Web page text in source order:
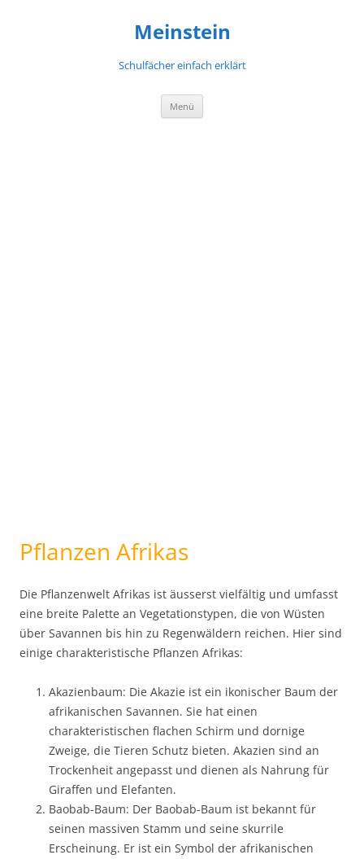
Meinstein
Schulfächer einfach erklärt
Menü
Pflanzen Afrikas
Die Pflanzenwelt Afrikas ist äusserst vielfältig und umfasst
eine breite Palette an Vegetationstypen, die von Wüsten
über Savannen bis hin zu Regenwäldern reichen. Hier sind
einige charakteristische Pflanzen Afrikas:
Akazienbaum: Die Akazie ist ein ikonischer Baum der
afrikanischen Savannen. Sie hat einen
charakteristischen flachen Schirm und dornige
Zweige, die Tieren Schutz bieten. Akazien sind an
Trockenheit angepasst und dienen als Nahrung für
Giraffen und Elefanten.
Baobab-Baum: Der Baobab-Baum ist bekannt für
seinen massiven Stamm und seine skurrile
Erscheinung. Er ist ein Symbol der afrikanischen